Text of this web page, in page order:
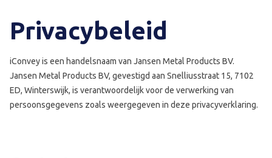
Privacybeleid
iConvey is een handelsnaam van Jansen Metal Products BV.
Jansen Metal Products BV, gevestigd aan Snelliusstraat 15, 7102
ED, Winterswijk, is verantwoordelijk voor de verwerking van
persoonsgegevens zoals weergegeven in deze privacyverklaring.